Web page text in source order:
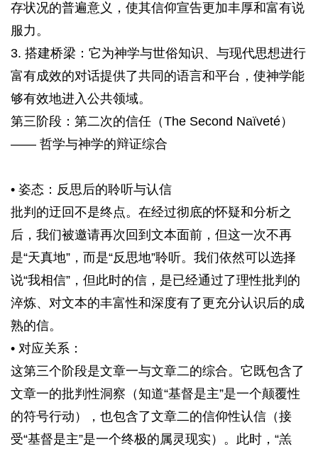
存状况的普遍意义，使其信仰宣告更加丰厚和富有说
服力。
3. 搭建桥梁：它为神学与世俗知识、与现代思想进行
富有成效的对话提供了共同的语言和平台，使神学能
够有效地进入公共领域。
第三阶段：第二次的信任（The Second Naïveté）
—— 哲学与神学的辩证综合
• 姿态：反思后的聆听与认信
批判的迂回不是终点。在经过彻底的怀疑和分析之
后，我们被邀请再次回到文本面前，但这一次不再
是“天真地”，而是“反思地”聆听。我们依然可以选择
说“我相信”，但此时的信，是已经通过了理性批判的
淬炼、对文本的丰富性和深度有了更充分认识后的成
熟的信。
• 对应关系：
这第三个阶段是文章一与文章二的综合。它既包含了
文章一的批判性洞察（知道“基督是主”是一个颠覆性
的符号行动），也包含了文章二的信仰性认信（接
受“基督是主”是一个终极的属灵现实）。此时，“羔